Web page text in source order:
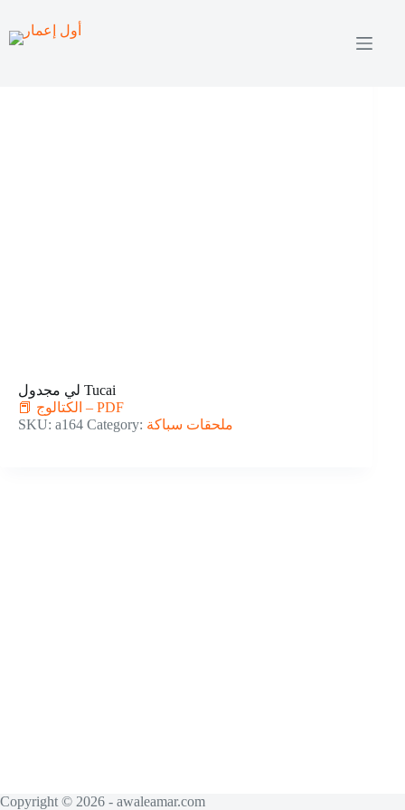
content
لي مجدول Tucai
📕 الكتالوج – PDF
SKU: a164 Category: ملحقات سباكة
Copyright © 2026 - awaleamar.com